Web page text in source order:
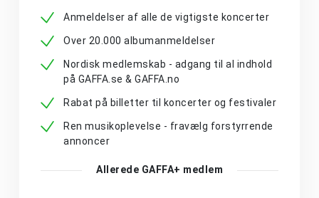
Anmeldelser af alle de vigtigste koncerter
Over 20.000 albumanmeldelser
Nordisk medlemskab - adgang til al indhold
på GAFFA.se & GAFFA.no
Rabat på billetter til koncerter og festivaler
Ren musikoplevelse - fravælg forstyrrende
annoncer
Allerede GAFFA+ medlem